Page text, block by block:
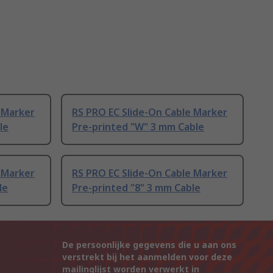
Marker
RS PRO EC Slide-On Cable Marker
Pre-printed "W" 3 mm Cable
Marker
RS PRO EC Slide-On Cable Marker
Pre-printed "8" 3 mm Cable
De persoonlijke gegevens die u aan ons
verstrekt bij het aanmelden voor deze
mailinglijst worden verwerkt in